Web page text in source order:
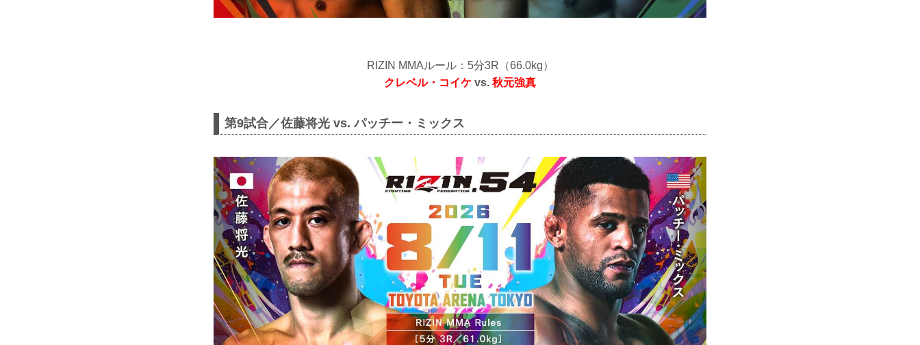
RIZIN MMAルール：5分3R（66.0kg）
クレベル・コイケ vs. 秋元強真
第9試合／佐藤将光 vs. パッチー・ミックス